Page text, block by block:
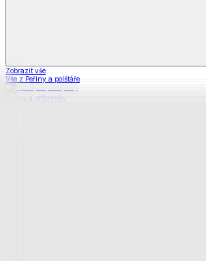
Zobrazit vše
Vše z Peřiny a polštáře
Peřiny a přikrývky